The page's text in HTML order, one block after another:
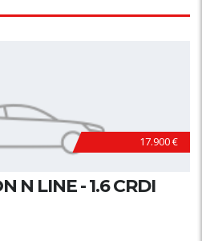
17.900 €
N LINE - 1.6 CRDI